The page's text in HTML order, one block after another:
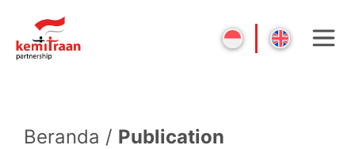
Beranda / Publication